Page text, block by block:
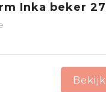
Bekijk